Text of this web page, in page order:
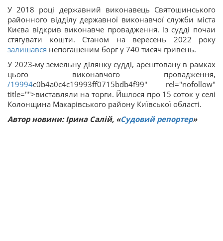
У 2018 році державний виконавець Святошинського
районного відділу державної виконавчої служби міста
Києва відкрив виконавче провадження. Із судді почаи
стягувати кошти. Станом на вересень 2022 року
залишався непогашеним борг у 740 тисяч гривень.
У 2023-му земельну ділянку судді, арештовану в рамках
цього виконавчого провадження,
/19994c0b4a0c4c19993ff0715bdb4f99" rel="nofollow"
title="">виставляли на торги. Йшлося про 15 соток у селі
Колонщина Макарівського району Київської області.
Автор новини: Ірина Салій, «Судовий репортер»